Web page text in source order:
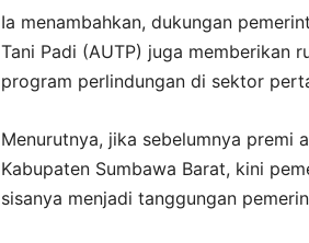
Ia menambahkan, dukungan
Tani Padi (AUTP) juga memberikan
program perlindungan di sektor
Menurutnya, jika sebelumnya premi
Kabupaten Sumbawa Barat, kini
sisanya menjadi tanggungan